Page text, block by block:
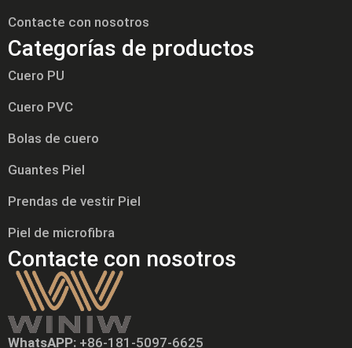
Contacte con nosotros
Categorías de productos
Cuero PU
Cuero PVC
Bolas de cuero
Guantes Piel
Prendas de vestir Piel
Piel de microfibra
Contacte con nosotros
WhatsAPP: +86-181-5097-6625